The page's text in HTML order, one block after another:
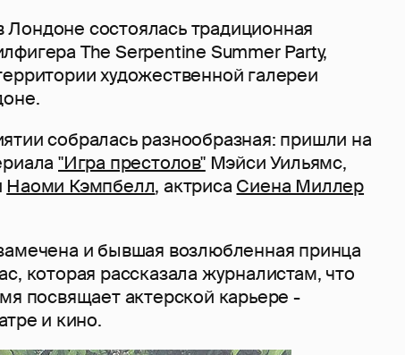
состоялась традиционная
The Serpentine Summer Party,
художественной галереи
собралась разнообразная: пришли на
"Игра престолов"Мэйси Уильямс,
Наоми Кэмпбелл, актриса Сиена Миллер
и бывшая возлюбленная принца
которая рассказала журналистам, что
посвящает актерской карьере -
и кино.